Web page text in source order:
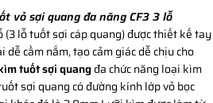
vỏ sợi quang đa năng CF3 3 lỗ
(3 lỗ tuốt sợi cáp quang) được thiết kế tay
dễ cầm nắm, tạo cảm giác dễ chịu cho
tuốt sợi quangđa chức năng loại kìm
sợi quang có đường kính lớp vỏ bọc